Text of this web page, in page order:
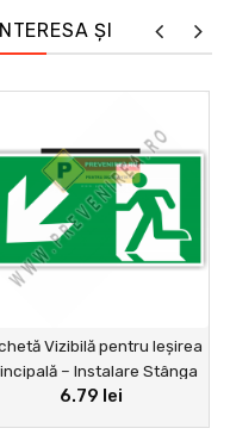
ȘI
Vizibilă pentru Ieșirea
– Instalare Stânga
Jos, Ideală pentru Firme
6.79 lei